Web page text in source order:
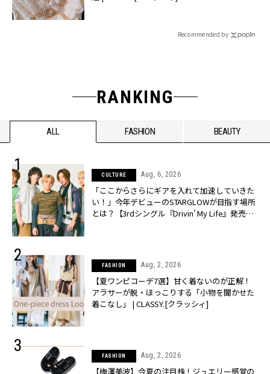
Recommended by
RANKING
ALL FASHION BEAUTY
CULTURE Aug, 6, 2026
「ここからさらにギアを入れて加速していきた
い！」今年デビューのSTARGLOWが目指す場所
とは？【3rdシングル『Drivin' My Life』発売】 |
FASHION Aug, 2, 2026
【夏ワンピコーデ7選】甘く着ないのが正解！
アラサーが脱・ほっこりする「小物を聞かせた
着こなし」 | CLASSY.[クラッシィ]
FASHION Aug, 2, 2026
【梅澤美波】今夏の注目株！ジュエリー感覚の